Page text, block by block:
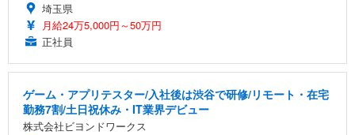
埼玉県
月給24万5,000円～50万円
正社員
ゲーム・アプリテスター/入社後は渋谷で研修/リモート・在宅
勤務7割/土日祝休み・IT業界デビュー
株式会社ビヨンドワークス